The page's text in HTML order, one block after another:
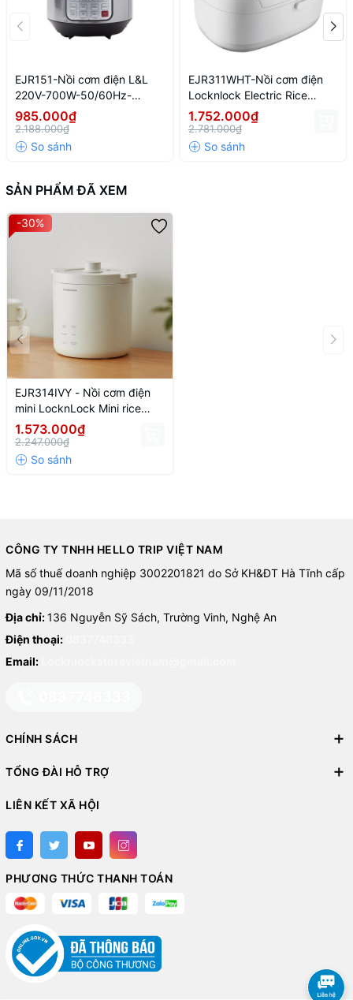
EJR151-Nồi cơm điện L&L
220V-700W-50/60Hz-
1.8L(5L)-Màu đen
985.000₫
2.188.000₫
EJR311WHT-Nồi cơm điện
Locknlock Electric Rice
Cooker 220-240V, 50/60Hz,
590W, 1.0L- Màu trắng
1.752.000₫
2.781.000₫
SẢN PHẨM ĐÃ XEM
-30%
EJR314IVY - Nồi cơm điện
mini LocknLock Mini rice
cooker 220V, 50Hz, 300W,
0.6L - Màu ngà
1.573.000₫
2.247.000₫
CÔNG TY TNHH HELLO TRIP VIỆT NAM
Mã số thuế doanh nghiệp 3002201821 do Sở KH&ĐT Hà Tĩnh cấp
ngày 09/11/2018
Địa chỉ:136 Nguyễn Sỹ Sách, Trường Vinh, Nghệ An
Điện thoại:
Email:
CHÍNH SÁCH
TỔNG ĐÀI HỖ TRỢ
LIÊN KẾT XÃ HỘI
PHƯƠNG THỨC THANH TOÁN